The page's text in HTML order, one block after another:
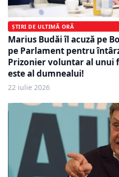
ȘTIRI DE ULTIMĂ ORĂ
Marius Budăi îl acuză pe
pe Parlament pentru
Prizonier voluntar al unui
este al dumnealui!
22 iulie 2026